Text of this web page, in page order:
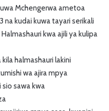
Mchengerwa ametoa
kudai kuwa tayari serikali
kwa ajili ya kulipa
halmashauri lakini
wa ajira mpya
sawa kwa